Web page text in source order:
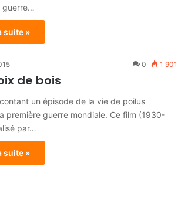
guerre…
suite »
0 1 901
de bois
un épisode de la vie de poilus
première guerre mondiale. Ce film (1930-
par…
suite »